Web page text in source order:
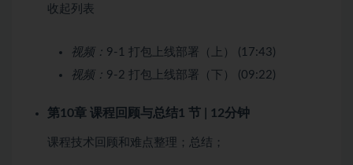
收起列表
视频： 9-1 打包上线部署（上） (17:43)
视频： 9-2 打包上线部署（下） (09:22)
第10章 课程回顾与总结1 节 | 12分钟
课程技术回顾和难点整理；总结；